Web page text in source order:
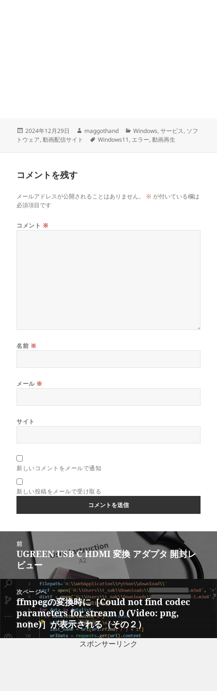
投
稿
2024年12月29日
作
maggothand
カ
テ
Windows,サービス, ソフ
トウェア,動画配信サイト
タ
Windows11, エラー,動画再生
コメントを残す
メールアドレスが公開されることはありません。 ※ が付いている欄は
必須項目です
コメント ※
名前 ※
メール ※
サイト
新しいコメントをメールで通知
新しい投稿をメールで受け取る
ゲ
ー
シ
ョ
前
前
の
稿:
UGREEN USB C HDMI 変換 アダプタ 開封レ
ビュー
次ページへ
次
の
投
稿:
ffmpegの変換時に［Could not find codec
parameters for stream 0 (Video: png,
none)］が表示される（その２）
スポンサーリンク